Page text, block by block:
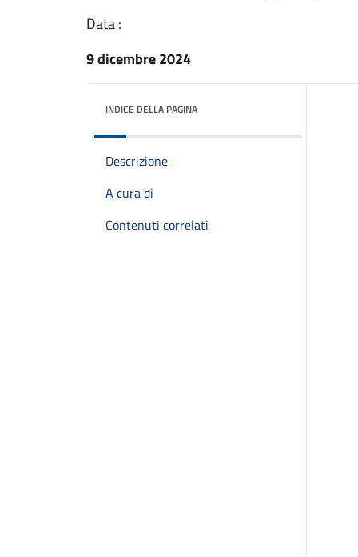
Data :
9 dicembre 2024
INDICE DELLA PAGINA
Descrizione
A cura di
Contenuti correlati